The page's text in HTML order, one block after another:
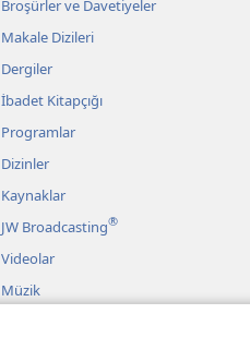
Broşürler ve Davetiyeler
Makale Dizileri
Dergiler
İbadet Kitapçığı
Programlar
Dizinler
Kaynaklar
JW Broadcasting®
Videolar
Müzik